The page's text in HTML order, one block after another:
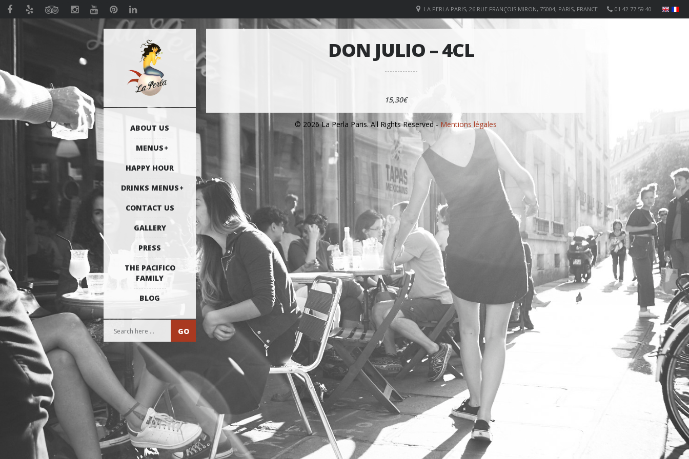
01 42 77 59 40
LA PERLA PARIS, 26 RUE FRANÇOIS MIRON, 75004, PARIS, FRANCE
ABOUT US
MENUS
HAPPY HOUR
DRINKS MENUS
CONTACT US
GALLERY
PRESS
THE PACIFICO
FAMILY
BLOG
DON JULIO – 4CL
15,30€
© 2026 La Perla Paris. All Rights Reserved -Mentions légales